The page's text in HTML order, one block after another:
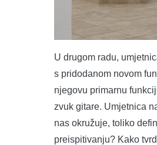
U drugom radu,
s pridodanom novom
njegovu primarnu
zvuk gitare. Umjetnica
nas okružuje, toliko
preispitivanju? Kako